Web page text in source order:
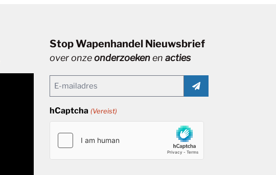
Stop Wapenhandel Nieuwsbrief
over onzeonderzoekenenacties
Email
hCaptcha (Vereist)